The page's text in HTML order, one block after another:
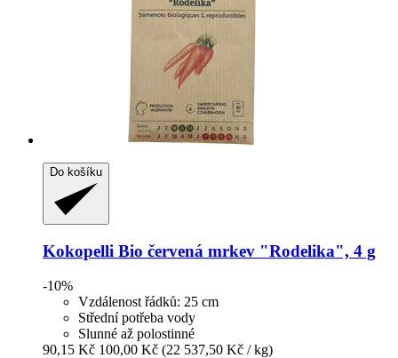
Do košíku
Kokopelli Bio červená mrkev "Rodelika", 4 g
-10%
Vzdálenost řádků: 25 cm
Střední potřeba vody
Slunné až polostinné
90,15 Kč 100,00 Kč (22 537,50 Kč / kg)